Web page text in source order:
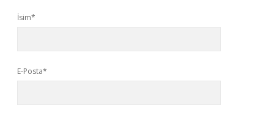
İsim*
E-Posta*